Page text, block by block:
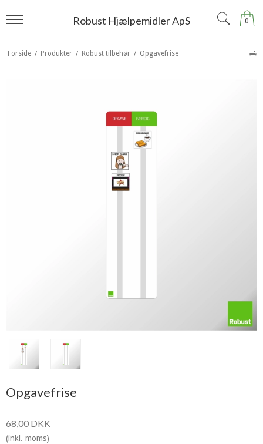
Robust Hjælpemidler ApS 0
Forside / Produkter / Robust tilbehør / Opgavefrise
Opgavefrise
68,00 DKK
(inkl. moms)